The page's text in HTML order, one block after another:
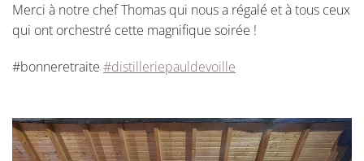
Merci à notre chef Thomas qui nous a régalé et à tous ceux
qui ont orchestré cette magnifique soirée !
#bonneretraite #distilleriepauldevoille